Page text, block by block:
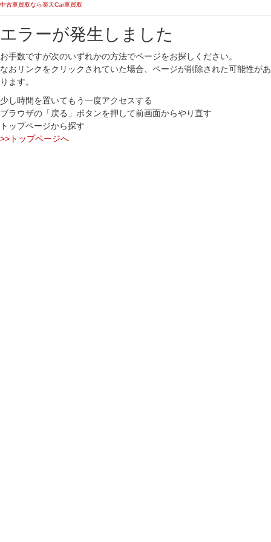
中古車買取なら楽天Car車買取
エラーが発生しました
お手数ですが次のいずれかの方法でページをお探しください。
なおリンクをクリックされていた場合、ページが削除された可能性があ
ります。
少し時間を置いてもう一度アクセスする
ブラウザの「戻る」ボタンを押して前画面からやり直す
トップページから探す
>>トップページへ